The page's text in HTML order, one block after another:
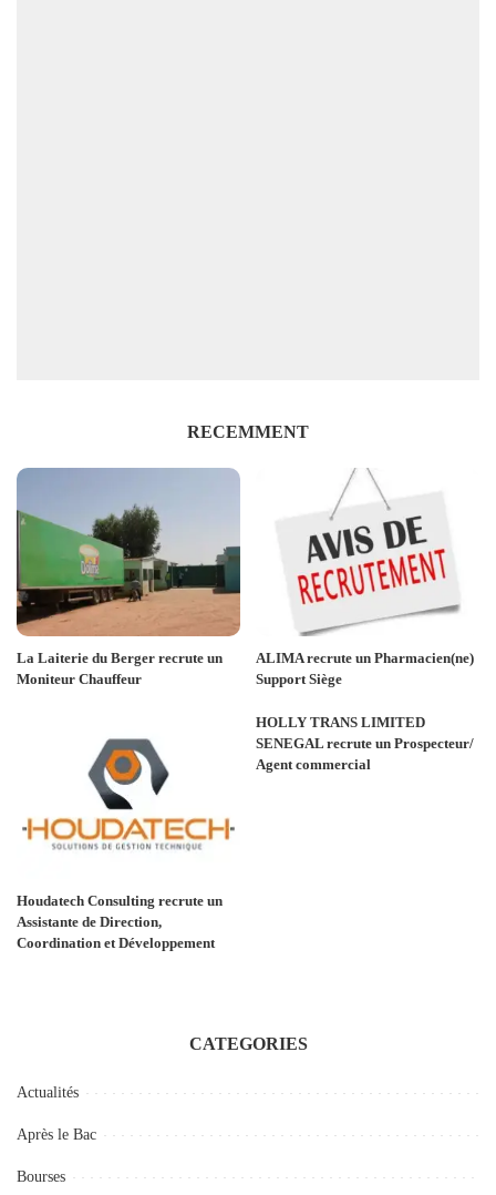
RECEMMENT
La Laiterie du Berger recrute un
Moniteur Chauffeur
ALIMA recrute un Pharmacien(ne)
Support Siège
Houdatech Consulting recrute un
Assistante de Direction,
Coordination et Développement
HOLLY TRANS LIMITED
SENEGAL recrute un Prospecteur/
Agent commercial
CATEGORIES
Actualités
Après le Bac
Bourses